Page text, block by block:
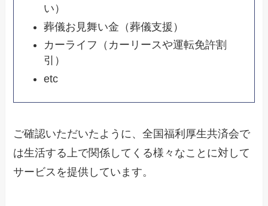
い）
葬儀お見舞い金（葬儀支援）
カーライフ（カーリースや運転免許割
引）
etc
ご確認いただいたように、全国福利厚生共済会で
は生活する上で関係してくる様々なことに対して
サービスを提供しています。